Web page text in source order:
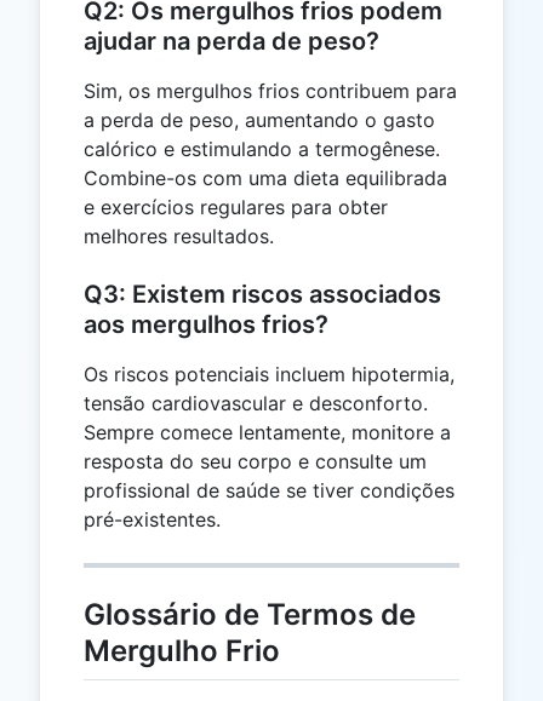
Q2: Os mergulhos frios podem
ajudar na perda de peso?
Sim, os mergulhos frios contribuem para
a perda de peso, aumentando o gasto
calórico e estimulando a termogênese.
Combine-os com uma dieta equilibrada
e exercícios regulares para obter
melhores resultados.
Q3: Existem riscos associados
aos mergulhos frios?
Os riscos potenciais incluem hipotermia,
tensão cardiovascular e desconforto.
Sempre comece lentamente, monitore a
resposta do seu corpo e consulte um
profissional de saúde se tiver condições
pré-existentes.
Glossário de Termos de
Mergulho Frio